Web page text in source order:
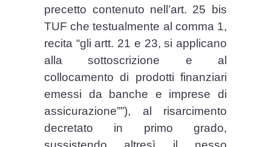
precetto contenuto nell’art. 25 bis
TUF che testualmente al comma 1,
recita “gli artt. 21 e 23, si applicano
alla sottoscrizione e al
collocamento di prodotti finanziari
emessi da banche e imprese di
assicurazione””), al risarcimento
decretato in primo grado,